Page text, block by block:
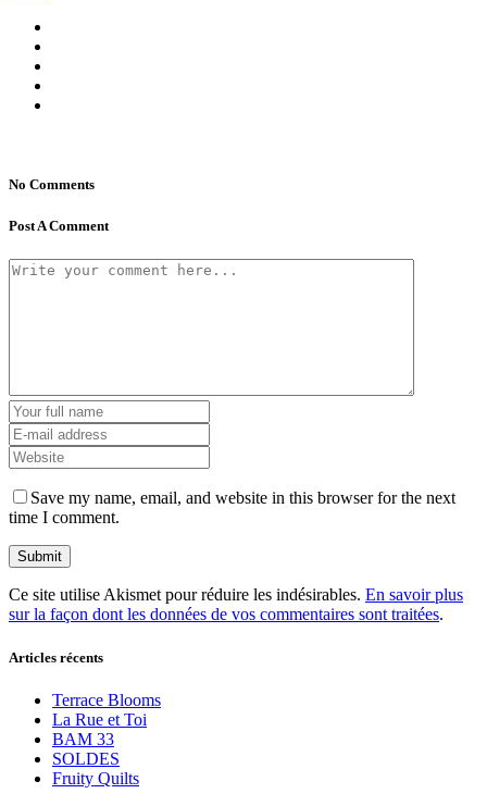
No Comments
Post A Comment
Save my name, email, and website in this browser for the next
time I comment.
Ce site utilise Akismet pour réduire les indésirables. En savoir plus
sur la façon dont les données de vos commentaires sont traitées.
Articles récents
Terrace Blooms
La Rue et Toi
BAM 33
SOLDES
Fruity Quilts